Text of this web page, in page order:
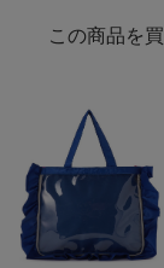
この商品を